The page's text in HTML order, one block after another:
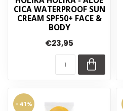
CICA WATERPROOF SUN
CREAM SPF50+ FACE &
BODY
€23,95
-41%